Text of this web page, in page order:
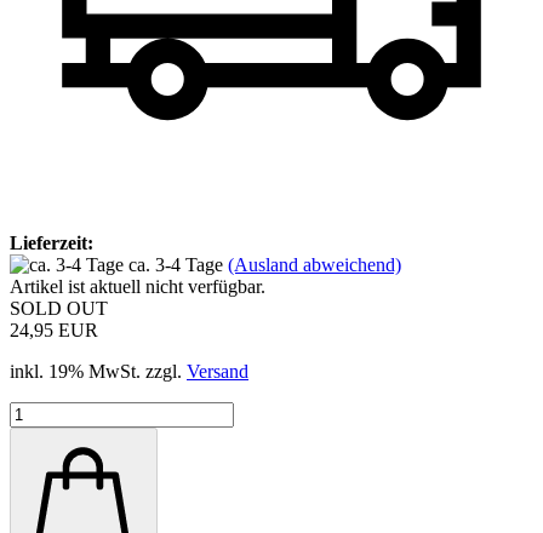
Lieferzeit:
ca. 3-4 Tage (Ausland abweichend)
Artikel ist aktuell nicht verfügbar.
SOLD OUT
24,95 EUR
inkl. 19% MwSt. zzgl. Versand